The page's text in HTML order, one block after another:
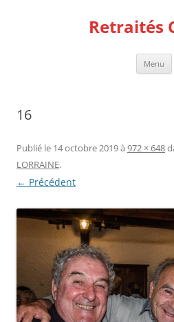
Retraités
Menu
16
Publié le 14 octobre 2019à 972 × 648
LORRAINE.
← Précédent